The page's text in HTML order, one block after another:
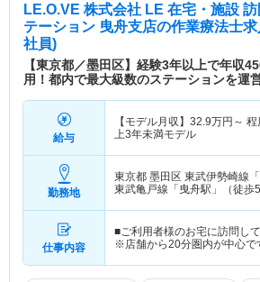
LE.O.VE 株式会社 LE 在宅・施設
テーション 曳舟支店の作業療法士
社員)
【東京都／墨田区】経験3年以上で年収
用！都内で最大級数のステーションを運
給与
【モデル月収】 32.9万円～
上3年未満モデル
勤務地
東京都 墨田区 東武伊勢崎線
東武亀戸線「曳舟駅」（徒歩5
仕事内容
■ご利用者様のお宅に訪問し
※店舗から20分圏内が中心